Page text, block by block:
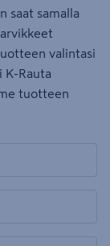
saat samalla
valintasi
K-Rauta
tuotteen